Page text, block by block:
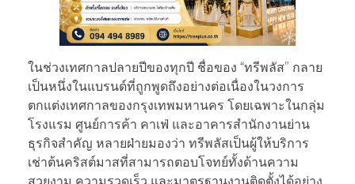
ในช่วงเทศกาลปลายปีของทุกปี ชื่อของ “ทรีพลัส” กลาย
เป็นหนึ่งในแบรนด์ที่ถูกพูดถึงอย่างต่อเนื่องในวงการ
ตกแต่งเทศกาลของกรุงเทพมหานคร โดยเฉพาะในกลุ่ม
โรงแรม ศูนย์การค้า คาเฟ่ และอาคารสำนักงานย่าน
ธุรกิจสำคัญ หลายฝ่ายมองว่า ทรีพลัสเป็นผู้ให้บริการ
เช่าต้นคริสต์มาสที่สามารถตอบโจทย์ทั้งด้านความ
สวยงาม ความรวดเร็ว และมาตรฐานงานติดตั้งได้อย่าง